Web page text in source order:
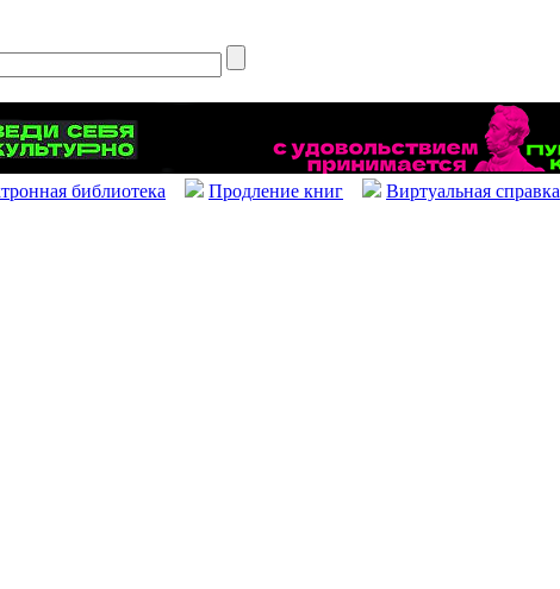
библиотека Продление книг Виртуальная справка